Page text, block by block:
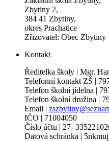
Zbytiny 2,
384 41 Zbytiny,
okres Prachatice
Zřizovatel: Obec Zbytiny
Kontakt
Ředitelka školy | Mgr.
Telefonní kontakt ZŠ |
Telefon školní jídelna |
Telefon školní družina |
Email |
IČO | 71004050
Číslo účtu | 27-
Datová schránka |